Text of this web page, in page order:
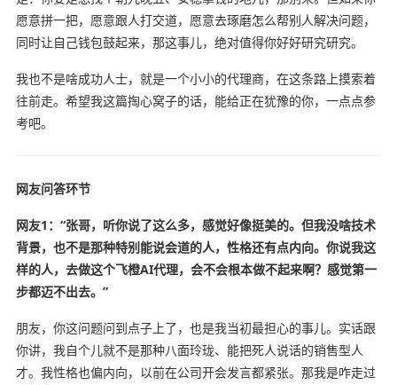
愿意拼一把，愿意跟人打交道，愿意去琢磨怎么帮别人解决问题，
同时让自己钱包鼓起来，那这事儿，绝对值得你好好研究研究。
我也不是啥成功人士，就是一个小小的代理商，在这条路上摸索着
往前走。希望我这篇掏心窝子的话，能给正在犹豫的你，一点点参
考吧。
网友问答环节
网友1：“张哥，听你说了这么多，感觉好像挺美的。但我没啥技术
背景，也不是那种特别能说会道的人，性格还有点内向。你说我这
样的人，去做这个飞橙AI代理，会不会根本做不起来啊？感觉第一
步都迈不出去。”
朋友，你这问题问到点子上了，也是我当初最担心的事儿。实话跟
你讲，我自个儿就不是那种八面玲珑、能把死人说话的销售型人
才。我性格也偏内向，以前在公司开会发言都紧张。那我是咋走过